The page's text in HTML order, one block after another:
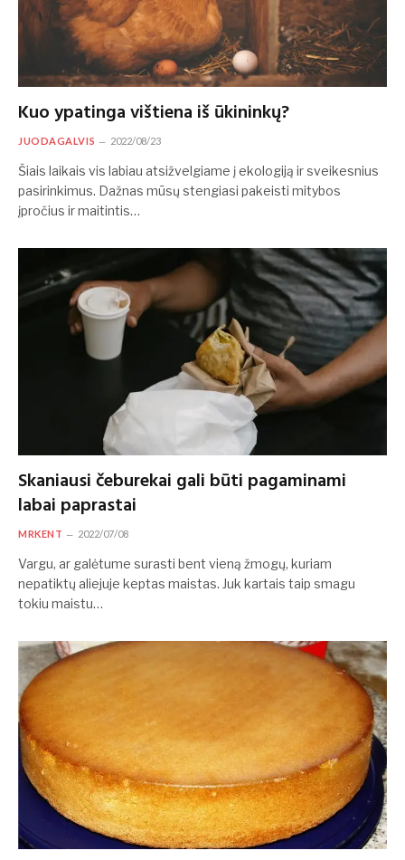
Kuo ypatinga vištiena iš ūkininkų?
JUODAGALVIS 2022/08/23
Šiais laikais vis labiau atsižvelgiame į ekologiją ir sveikesnius
pasirinkimus. Dažnas mūsų stengiasi pakeisti mitybos
įpročius ir maitintis…
Skaniausi čeburekai gali būti pagaminami
labai paprastai
MRKENT 2022/07/08
Vargu, ar galėtume surasti bent vieną žmogų, kuriam
nepatiktų aliejuje keptas maistas. Juk kartais taip smagu
tokiu maistu…